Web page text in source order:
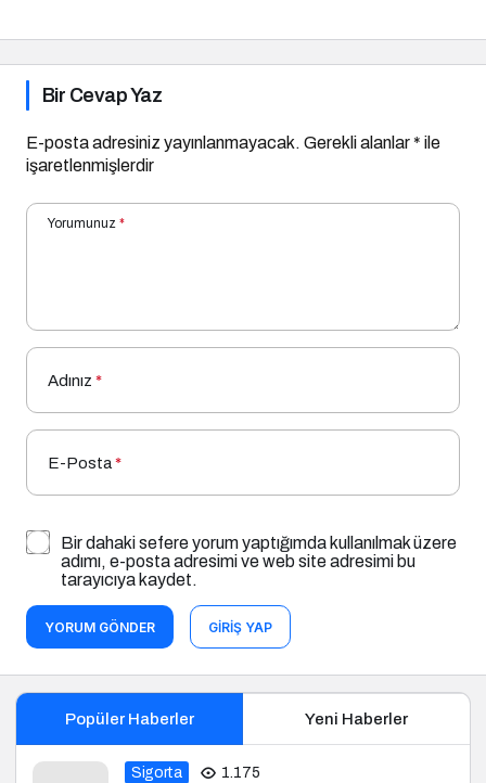
Bir Cevap Yaz
E-posta adresiniz yayınlanmayacak. Gerekli alanlar* ile
işaretlenmişlerdir
Yorumunuz *
Adınız *
E-Posta*
Bir dahaki sefere yorum yaptığımda kullanılmak üzere
adımı, e-posta adresimi ve web site adresimi bu
tarayıcıya kaydet.
YORUM GÖNDER GIRIŞ YAP
Popüler Haberler Yeni Haberler
Sigorta 1.175